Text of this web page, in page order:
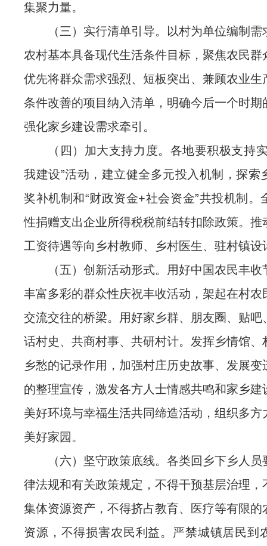
集聚力量。
（三）实行清单引导。以村为单位编制
农村基本具备现代生活条件目标，聚焦农民群
优先将群众需求强烈、短板突出、兼顾农业生
条件改善的项目纳入清单，明确今后一个时期
强化家乡建设需求牵引。
（四）加大支持力度。各地要积极支持
我建设”活动，建立健全多元投入机制，探索
奖补机制和“财政资金+社会资金”共投机制。
性捐赠支出企业所得税税前结转扣除政策。推
工资待遇等向乡村教师、乡村医生、驻村镇设
（五）创新活动形式。用好中国农民丰
丰富多彩的群众性庆祝丰收活动，架起在村农
交流交往的桥梁。用好家乡群、朋友圈、贴吧
话村史、共商村事、共研村计。发挥乡情馆、
乡愁的记录作用，加强村庄历史故事、发展变
的整理宣传，激发各方人士情感共鸣和家乡建
美好环境与幸福生活共同缔造活动，组织多方
美好家园。
（六）坚守政策底线。各类回乡下乡人
律法规和有关政策规定，不得干预基层治理，
集体资源资产，不得挤占教育、医疗等有限的
资源，不得损害农民利益。严禁城镇居民到